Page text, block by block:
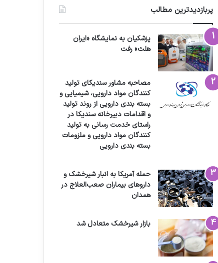
پربازدیدترین مطالب
پزشکیان به نمایشگاه «ایران
هلث» رفت
مصاحبه مشاور سندیکای تولید
کنندگان مواد دارویی، شیمیایی و
بسته بندی دارویی از روند تولید
و اقدامات دبیرخانه سندیکا در
راستای خدمت رسانی به تولید
کنندگان مواد دارویی و ملزومات
بسته بندی دارویی
حمله آمریکا به انبار شیرخشک و
داروهای بیماران صعب‌العلاج در
همدان
بازار شیرخشک متعادل شد